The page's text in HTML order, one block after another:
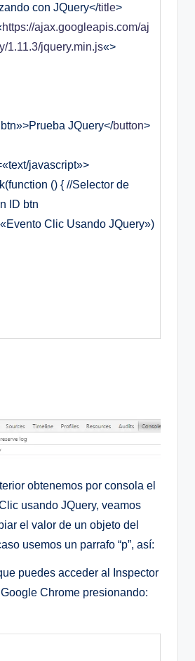
con JQuery</title>
https://ajax.googleapis.com/aj
1.11.3/jquery.min.js«>
>Prueba JQuery</button>
«text/javascript»>
() { //Selector de
ID btn
Clic Usando JQuery»)
obtenemos por consola el
usando JQuery, veamos
el valor de un objeto del
usemos un parrafo “p”, así:
puedes acceder al Inspector
Chrome presionando: